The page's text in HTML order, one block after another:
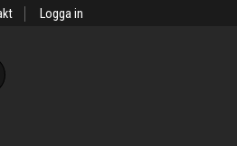
Logga in